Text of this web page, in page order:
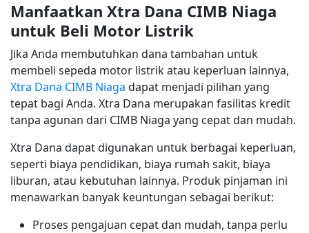
Manfaatkan Xtra Dana CIMB Niaga
untuk Beli Motor Listrik
Jika Anda membutuhkan dana tambahan untuk
membeli sepeda motor listrik atau keperluan lainnya,
Xtra Dana CIMB Niaga dapat menjadi pilihan yang
tepat bagi Anda. Xtra Dana merupakan fasilitas kredit
tanpa agunan dari CIMB Niaga yang cepat dan mudah.
Xtra Dana dapat digunakan untuk berbagai keperluan,
seperti biaya pendidikan, biaya rumah sakit, biaya
liburan, atau kebutuhan lainnya. Produk pinjaman ini
menawarkan banyak keuntungan sebagai berikut:
Proses pengajuan cepat dan mudah, tanpa perlu